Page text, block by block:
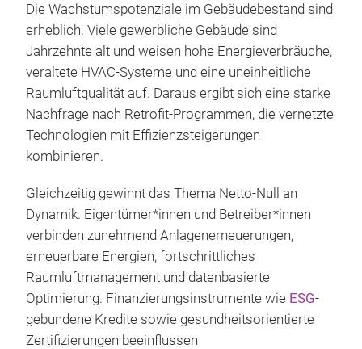
Die Wachstumspotenziale im Gebäudebestand sind
erheblich. Viele gewerbliche Gebäude sind
Jahrzehnte alt und weisen hohe Energieverbräuche,
veraltete HVAC-Systeme und eine uneinheitliche
Raumluftqualität auf. Daraus ergibt sich eine starke
Nachfrage nach Retrofit-Programmen, die vernetzte
Technologien mit Effizienzsteigerungen
kombinieren.
Gleichzeitig gewinnt das Thema Netto-Null an
Dynamik. Eigentümer*innen und Betreiber*innen
verbinden zunehmend Anlagenerneuerungen,
erneuerbare Energien, fortschrittliches
Raumluftmanagement und datenbasierte
Optimierung. Finanzierungsinstrumente wie ESG-
gebundene Kredite sowie gesundheitsorientierte
Zertifizierungen beeinflussen